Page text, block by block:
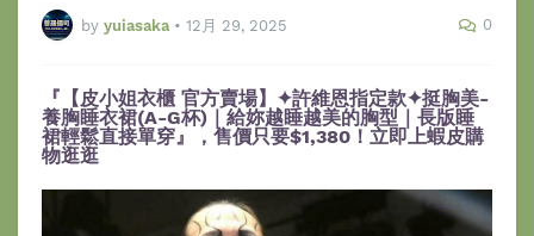
by yuiasaka • 12月 29, 2025 0
『【皮小姐衣櫃 官方賣場】✦許維恩指定款✦挺胸美-
養胸睡衣裙(A-G杯)｜給妳越睡越美的胸型｜長版睡
裙輕鬆直接單穿』，售價只要$1,380！立即上蝦皮購
物逛逛